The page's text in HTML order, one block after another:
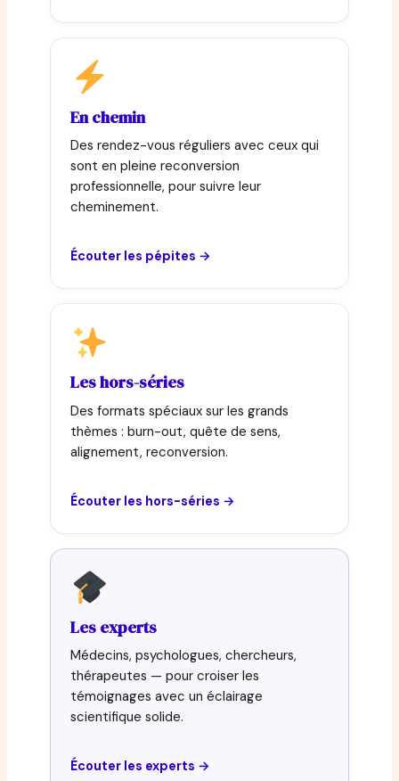
En chemin
Des rendez-vous réguliers avec ceux qui
sont en pleine reconversion
professionnelle, pour suivre leur
cheminement.
Écouter les pépites →
Les hors-séries
Des formats spéciaux sur les grands
thèmes : burn-out, quête de sens,
alignement, reconversion.
Écouter les hors-séries →
Les experts
Médecins, psychologues, chercheurs,
thérapeutes — pour croiser les
témoignages avec un éclairage
scientifique solide.
Écouter les experts →